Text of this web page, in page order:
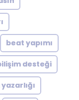
beat yapımı
desteği